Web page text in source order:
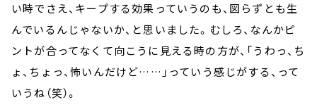
い時でさえ、キープする効果っていうのも、図らずとも生
んでいるんじゃないか、と思いました。むしろ、なんかピ
ントが合ってなくて向こうに見える時の方が、「うわっ、ち
ょ、ちょっ、怖いんだけど……」っていう感じがする、って
いうね（笑）。